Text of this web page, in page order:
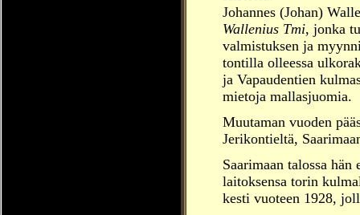
Johannes (Johan)
Wallenius Tmi, jonka
valmistuksen ja
tontilla olleessa
ja Vapaudentien
mietoja mallasjuomia.
Muutaman vuoden
Jerikontieltä,
Saarimaan talossa
laitoksensa torin
kesti vuoteen 1928,